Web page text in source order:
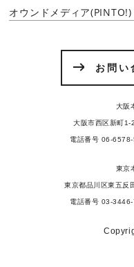
オウンドメディア(PINTO!)
お問い
大阪
大阪市西区新町1-
電話番号 06-
東京
東京都品川区東五
電話番号 03-